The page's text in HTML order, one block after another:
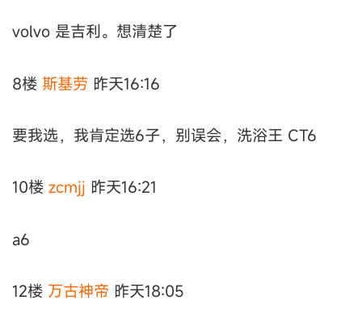
volvo 是吉利。想清楚了
8楼 斯基劳 昨天16:16
要我选，我肯定选6子，别误会，洗浴王 CT6
10楼 zcmjj 昨天16:21
a6
12楼 万古神帝 昨天18:05